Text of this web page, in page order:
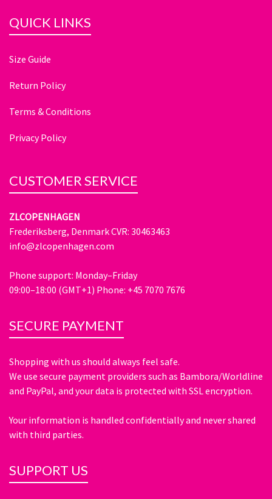
QUICK LINKS
Size Guide
Return Policy
Terms & Conditions
Privacy Policy
CUSTOMER SERVICE
ZLCOPENHAGEN
Frederiksberg, Denmark CVR: 30463463
info@zlcopenhagen.com
Phone support: Monday–Friday
09:00–18:00 (GMT+1) Phone: +45 7070 7676
SECURE PAYMENT
Shopping with us should always feel safe.
We use secure payment providers such as Bambora/Worldline
and PayPal, and your data is protected with SSL encryption.
Your information is handled confidentially and never shared
with third parties.
SUPPORT US